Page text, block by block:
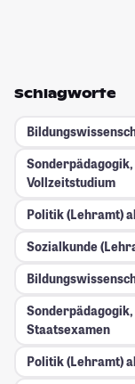
Schlagworte
Vollzeitstudium
Politik (Lehramt)
Sozialkunde
Staatsexamen
Politik (Lehramt)